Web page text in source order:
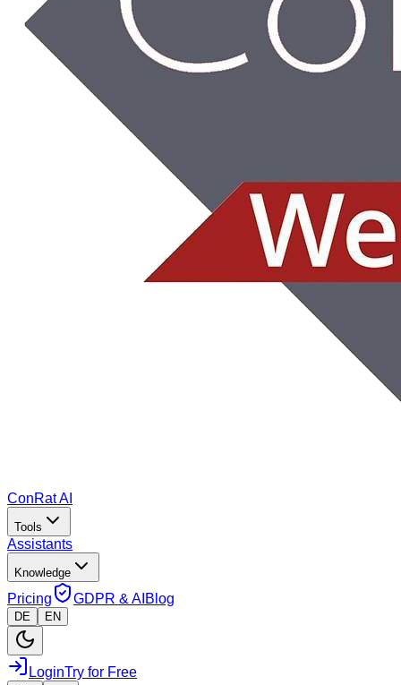
ConRat AI
Tools
Assistants
Knowledge
Pricing GDPR & AI Blog
DE EN
LoginTry for Free